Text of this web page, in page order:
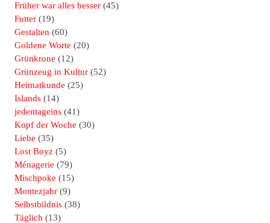
Früher war alles besser (45)
Futter (19)
Gestalten (60)
Goldene Worte (20)
Grünkrone (12)
Grünzeug in Kultur (52)
Heimatkunde (25)
Islands (14)
jedentageins (41)
Kopf der Woche (30)
Liebe (35)
Lost Boyz (5)
Ménagerie (79)
Mischpoke (15)
Montezjahr (9)
Selbstbildnis (38)
Täglich (13)